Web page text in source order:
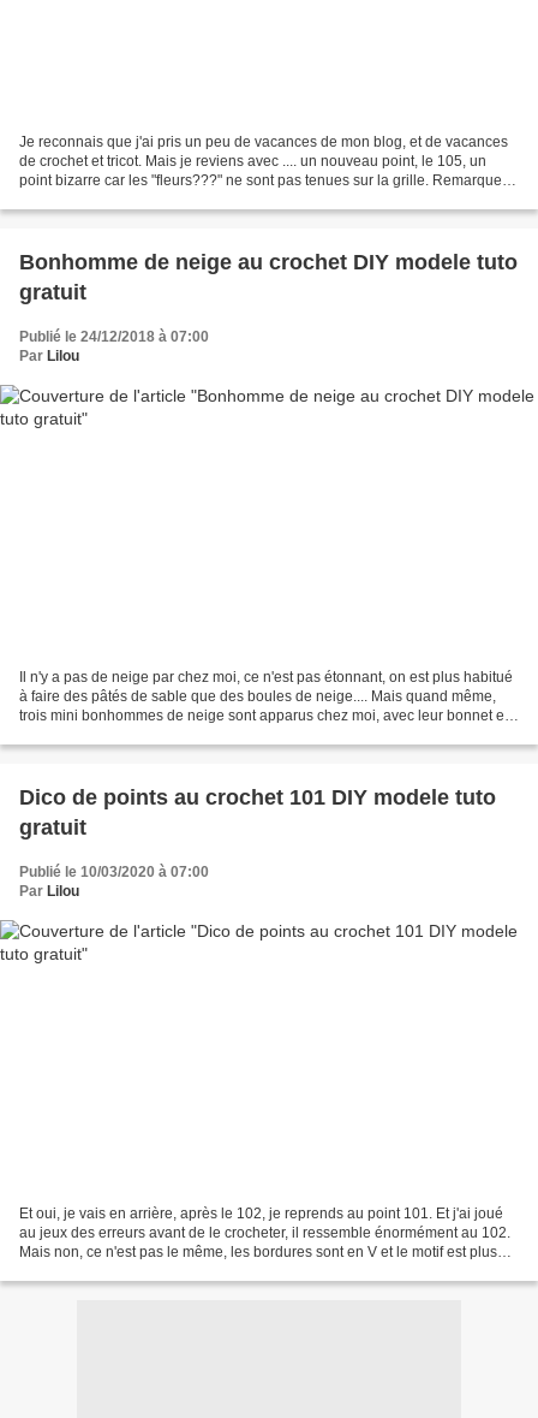
Je reconnais que j'ai pris un peu de vacances de mon blog, et de vacances
de crochet et tricot. Mais je reviens avec .... un nouveau point, le 105, un
point bizarre car les "fleurs???" ne sont pas tenues sur la grille. Remarquez,
Bonhomme de neige au crochet DIY modele tuto
gratuit
Publié le 24/12/2018 à 07:00
Par Lilou
Il n'y a pas de neige par chez moi, ce n'est pas étonnant, on est plus habitué
à faire des pâtés de sable que des boules de neige.... Mais quand même,
trois mini bonhommes de neige sont apparus chez moi, avec leur bonnet et
Dico de points au crochet 101 DIY modele tuto
gratuit
Publié le 10/03/2020 à 07:00
Par Lilou
Et oui, je vais en arrière, après le 102, je reprends au point 101. Et j'ai joué
au jeux des erreurs avant de le crocheter, il ressemble énormément au 102.
Mais non, ce n'est pas le même, les bordures sont en V et le motif est plus